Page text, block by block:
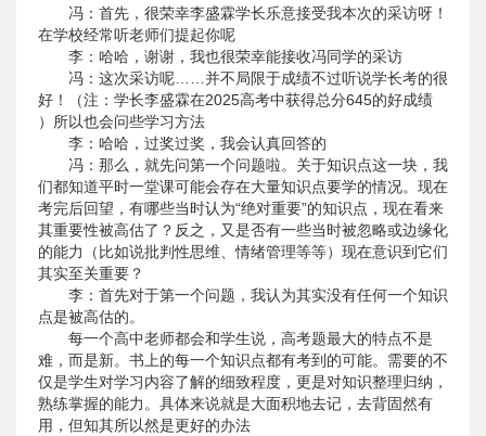
冯：首先，很荣幸李盛霖学长乐意接受我本次的采访呀！
在学校经常听老师们提起你呢
李：哈哈，谢谢，我也很荣幸能接收冯同学的采访
冯：这次采访呢……并不局限于成绩不过听说学长考的很
好！（注：学长李盛霖在2025高考中获得总分645的好成绩
）所以也会问些学习方法
李：哈哈，过奖过奖，我会认真回答的
冯：那么，就先问第一个问题啦。关于知识点这一块，我
们都知道平时一堂课可能会存在大量知识点要学的情况。现在
考完后回望，有哪些当时认为“绝对重要”的知识点，现在看来
其重要性被高估了？反之，又是否有一些当时被忽略或边缘化
的能力（比如说批判性思维、情绪管理等等）现在意识到它们
其实至关重要？
李：首先对于第一个问题，我认为其实没有任何一个知识
点是被高估的。
每一个高中老师都会和学生说，高考题最大的特点不是
难，而是新。书上的每一个知识点都有考到的可能。需要的不
仅是学生对学习内容了解的细致程度，更是对知识整理归纳，
熟练掌握的能力。具体来说就是大面积地去记，去背固然有
用，但知其所以然是更好的办法